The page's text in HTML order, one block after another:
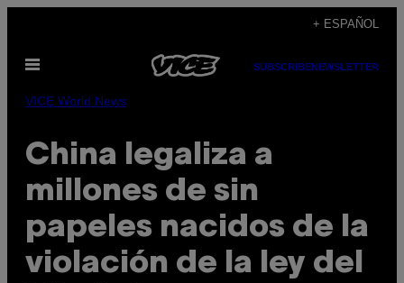
contenido
+ ESPAÑOL
Abrir
SUBSCRIBENEWSLETTER
VICE World News
China legaliza a
millones de sin
papeles nacidos de la
violación de la ley del